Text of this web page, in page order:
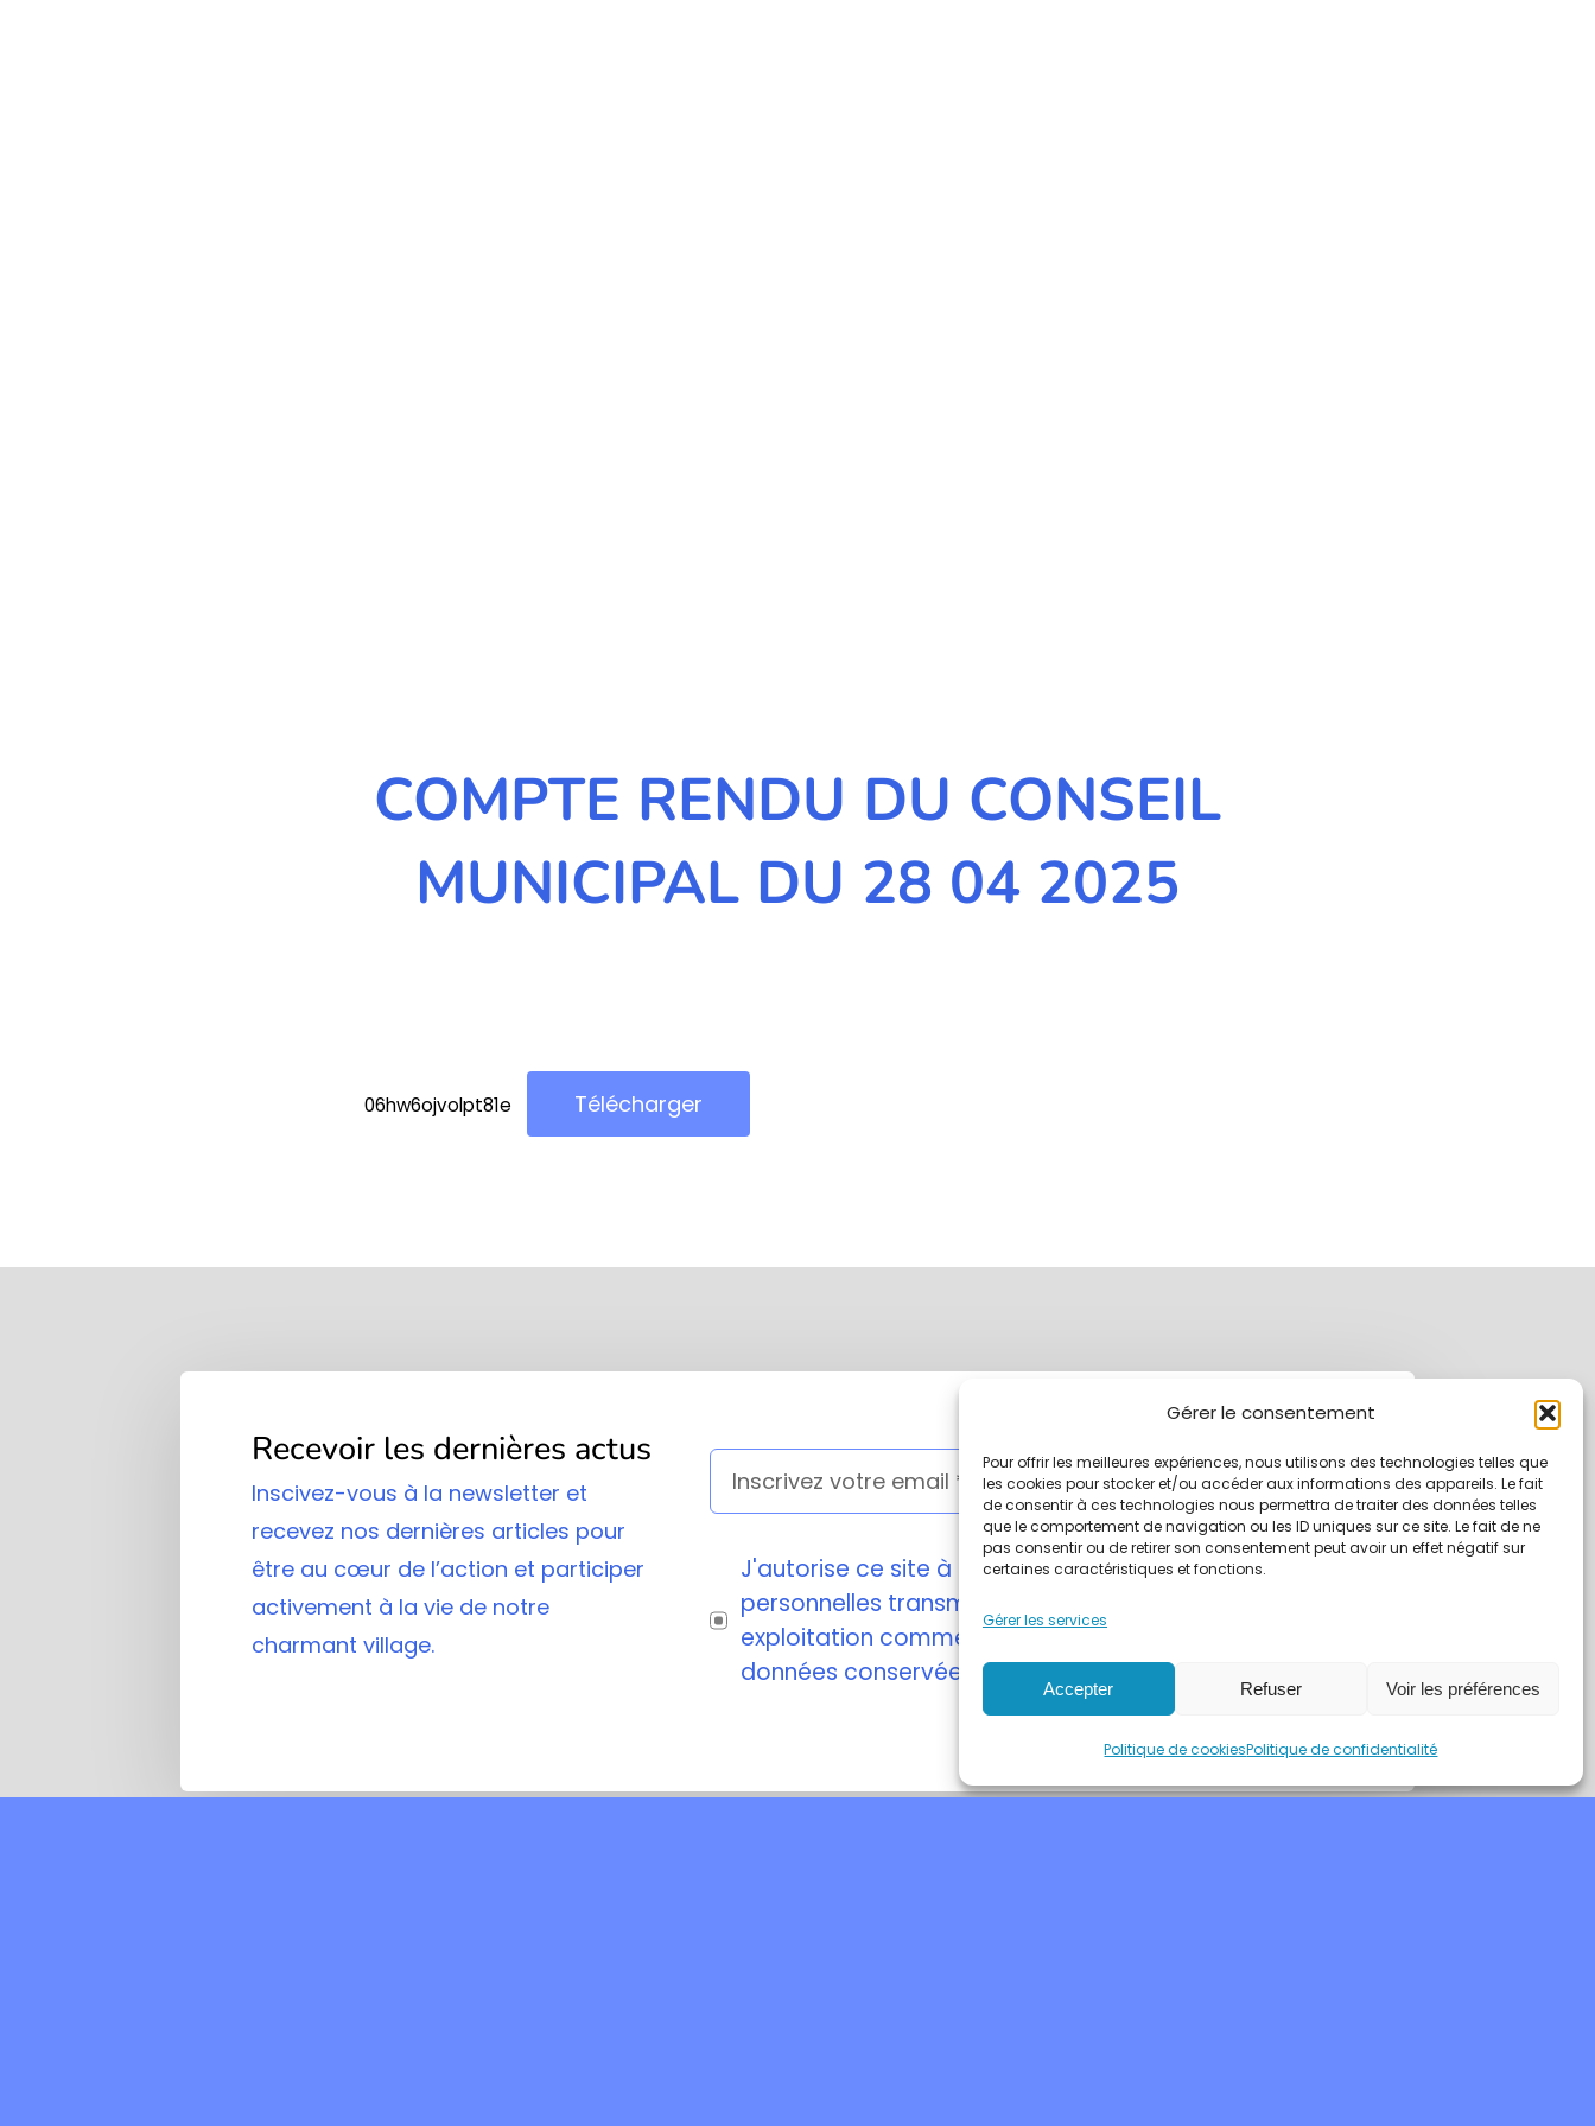
Gérer le consentement
Pour offrir les meilleures expériences, nous utilisons des technologies telles que
les cookies pour stocker et/ou accéder aux informations des appareils. Le fait
de consentir à ces technologies nous permettra de traiter des données telles
que le comportement de navigation ou les ID uniques sur ce site. Le fait de ne
pas consentir ou de retirer son consentement peut avoir un effet négatif sur
certaines caractéristiques et fonctions.
Gérer les services
Accepter Refuser Voir les préférences
Politique de cookiesPolitique de confidentialité
COMPTE RENDU DU CONSEIL
MUNICIPAL DU 28 04 2025
06hw6ojvolpt81e Télécharger
Recevoir les dernières actus
Inscivez-vous à la newsletter et
recevez nos dernières articles pour
être au cœur de l’action et participer
activement à la vie de notre
charmant village.
S'inscrire
J'autorise ce site à conserver mes données
personnelles transmises via ce formulaire. Aucune
exploitation commerciale ne sera faite des
données conservées.